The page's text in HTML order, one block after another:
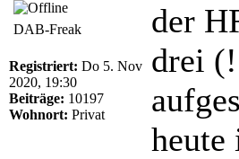
DAB-Freak
Registriert: Do 5. Nov
2020, 19:30
Beiträge: 10197
Wohnort: Privat
der
drei
heute